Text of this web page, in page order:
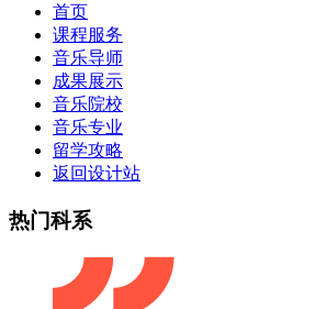
首页
课程服务
音乐导师
成果展示
音乐院校
音乐专业
留学攻略
返回设计站
热门科系